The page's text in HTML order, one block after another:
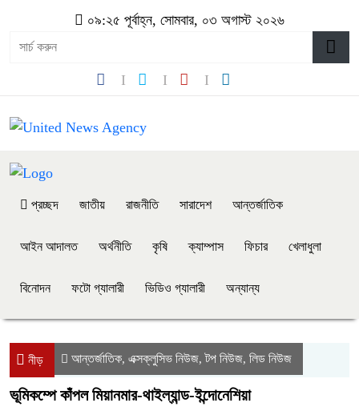
০৯:২৫ পূর্বাহ্ন, সোমবার, ০৩ অগাস্ট ২০২৬
প্রচ্ছদ জাতীয় রাজনীতি সারাদেশ আন্তর্জাতিক
আইন আদালত অর্থনীতি কৃষি ক্যাম্পাস ফিচার খেলাধুলা
বিনোদন ফটো গ্যালারী ভিডিও গ্যালারী অন্যান্য
নীড় আন্তর্জাতিক, এক্সক্লুসিভ নিউজ,টপ নিউজ, লিড নিউজ
ভূমিকম্পে কাঁপল মিয়ানমার-থাইল্যান্ড-ইন্দোনেশিয়া